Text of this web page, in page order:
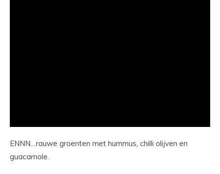
ENNN…rauwe groenten met hummus, chilli olijven en
guacamole.